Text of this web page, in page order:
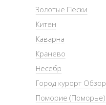
Золотые Пески
Китен
Каварна
Кранево
Несебр
Город курорт Обзор
Поморие (Поморье)